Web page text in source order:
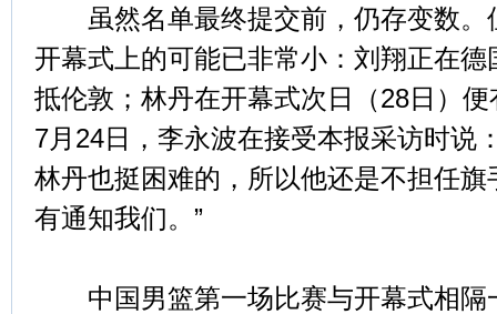
虽然名单最终提交前，仍存变数。
开幕式上的可能已非常小：刘翔正在
抵伦敦；林丹在开幕式次日（28日）
7月24日，李永波在接受本报采访时说
林丹也挺困难的，所以他还是不担任
有通知我们。”
中国男篮第一场比赛与开幕式相隔